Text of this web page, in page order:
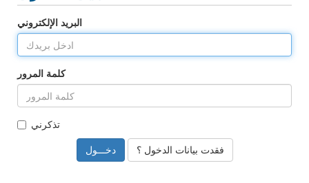
البريد الإلكتروني
كلمة المرور
تذكرني
فقدت بيانات الدخول ؟